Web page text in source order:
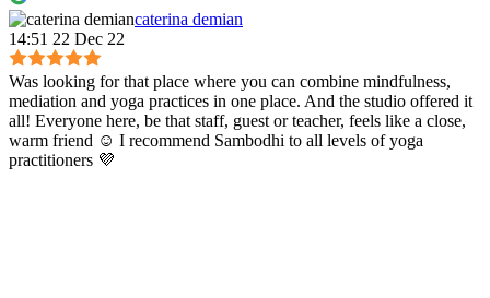
caterina demian
14:51 22 Dec 22
Was looking for that place where you can combine mindfulness,
mediation and yoga practices in one place. And the studio offered it
all! Everyone here, be that staff, guest or teacher, feels like a close,
warm friend ☺️ I recommend Sambodhi to all levels of yoga
practitioners 💜